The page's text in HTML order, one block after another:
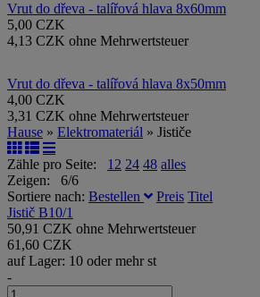
Vrut do dřeva - talířová hlava 8x60mm
5,00 CZK
4,13 CZK ohne Mehrwertsteuer
Vrut do dřeva - talířová hlava 8x50mm
4,00 CZK
3,31 CZK ohne Mehrwertsteuer
Hause » Elektromateriál » Jističe
Zähle pro Seite: 12 24 48 alles
Zeigen: 6/6
Sortiere nach: Bestellen Preis Titel
Jistič B10/1
50,91 CZK ohne Mehrwertsteuer
61,60 CZK
auf Lager: 10 oder mehr st
-